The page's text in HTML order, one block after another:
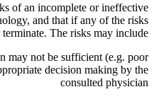
of an incomplete or ineffective
and that if any of the risks
The risks may include:
may not be sufficient (e.g. poor
decision making by the
consulted physician